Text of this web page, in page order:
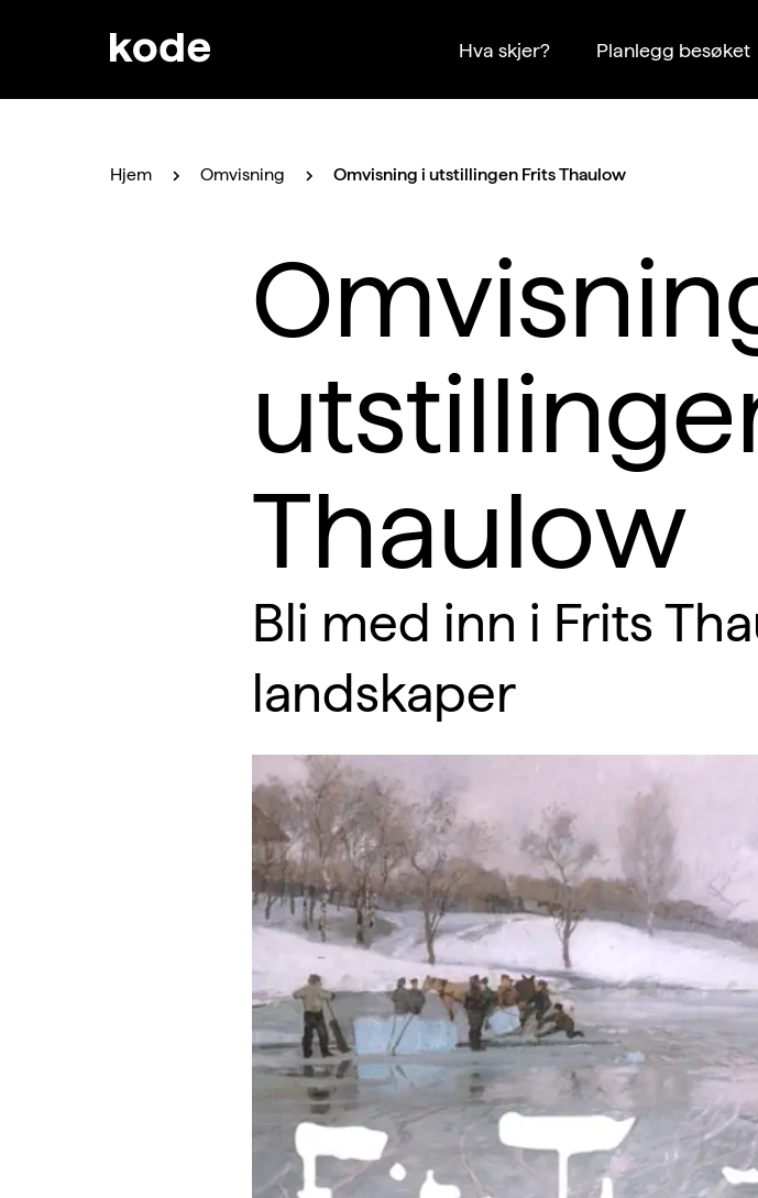
Hva skjer? Planlegg besøket
Hjem Omvisning Omvisning i utstillingen Frits Thaulow
Thaulow
Bli med inn i Frits
landskaper